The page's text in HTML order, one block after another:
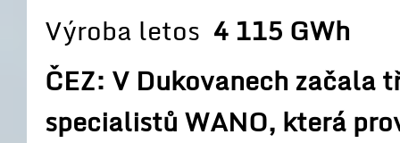
Výroba letos 4 115 GWh
ČEZ: V Dukovanech začala
specialistů WANO, která